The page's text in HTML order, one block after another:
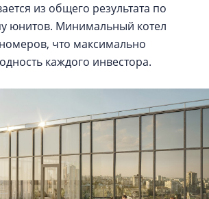
из общего результата по
юнитов. Минимальный котел
что максимально
каждого инвестора.